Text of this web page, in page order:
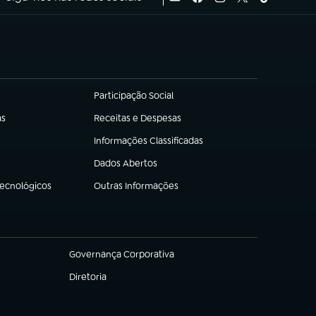
Participação Social
(abre em nova aba)
Receitas e Despesas
(abre em nova aba)
Informações Classificadas
(abre em nova aba)
Dados Abertos
(abre em nova aba)
Outras Informações
(abre em nova aba)
Governança Corporativa
(abre em nova aba)
Diretoria
(abre em nova aba)